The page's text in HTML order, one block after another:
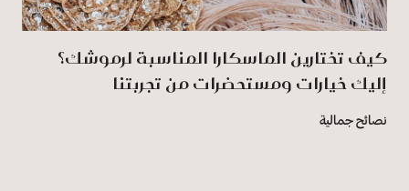
كيف تختارين الماسكارا المناسبة لرموشك؟
إليك خيارات ومستحضرات من تجربتنا
نصائح جمالية